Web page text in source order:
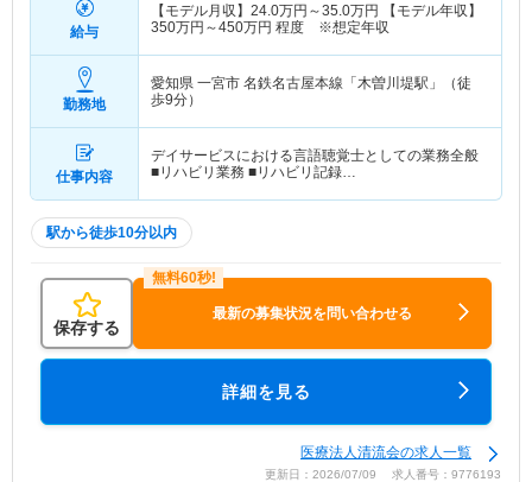
給与
【モデル月収】 24.0万円～35.0万円
【モデル年収】
350万円～450万円 程度 ※想定年収
勤務地
愛知県 一宮市 名鉄名古屋本線「木曽川堤駅」（徒
歩9分）
仕事内容
デイサービスにおける言語聴覚士としての業務全般
■リハビリ業務 ■リハビリ記録…
駅から徒歩10分以内
保存する
最新の募集状況を問い合わせる
詳細を見る
医療法人清流会の求人一覧
更新日：2026/07/09 求人番号：9776193